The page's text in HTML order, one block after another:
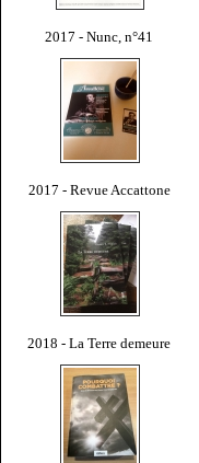
2017 - Nunc, n°41
2017 - Revue Accattone
2018 - La Terre demeure